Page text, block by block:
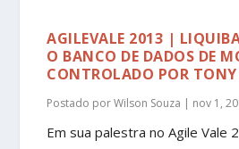
AGILEVALE 2013 |
O BANCO DE DADOS DE
CONTROLADO POR
Postado porWilson Souza | nov 1,
Em sua palestra no Agile Vale